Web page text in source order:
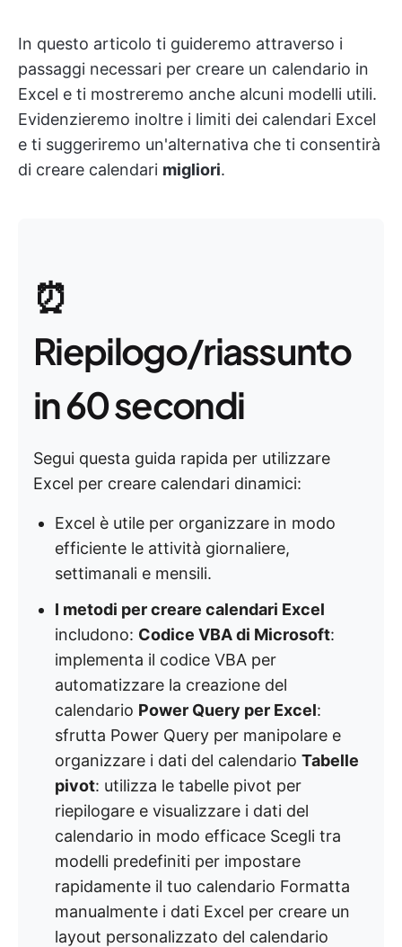
In questo articolo ti guideremo attraverso i
passaggi necessari per creare un calendario in
Excel e ti mostreremo anche alcuni modelli utili.
Evidenzieremo inoltre i limiti dei calendari Excel
e ti suggeriremo un'alternativa che ti consentirà
di creare calendari migliori.
⏰
Riepilogo/riassunto
in 60 secondi
Segui questa guida rapida per utilizzare
Excel per creare calendari dinamici:
Excel è utile per organizzare in modo
efficiente le attività giornaliere,
settimanali e mensili.
I metodi per creare calendari Excel
includono: Codice VBA di Microsoft:
implementa il codice VBA per
automatizzare la creazione del
calendario Power Query per Excel:
sfrutta Power Query per manipolare e
organizzare i dati del calendario Tabelle
pivot: utilizza le tabelle pivot per
riepilogare e visualizzare i dati del
calendario in modo efficace Scegli tra
modelli predefiniti per impostare
rapidamente il tuo calendario Formatta
manualmente i dati Excel per creare un
layout personalizzato del calendario